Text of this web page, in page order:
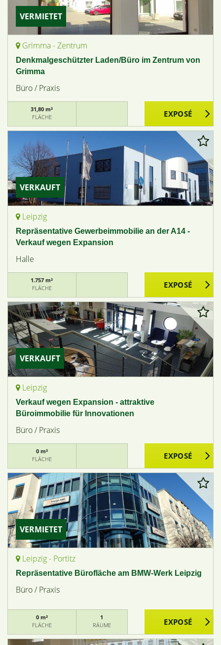
VERMIETET
Grimma - Zentrum
Denkmalgeschützter Laden/Büro im Zentrum von
Grimma
Büro / Praxis
31,80 m²
FLÄCHE
VERKAUFT
Leipzig
Repräsentative Gewerbeimmobilie an der A14 -
Verkauf wegen Expansion
Halle
1.757 m²
FLÄCHE
VERKAUFT
Leipzig
Verkauf wegen Expansion - attraktive
Büroimmobilie für Innovationen
Büro / Praxis
0 m²
FLÄCHE
VERMIETET
Leipzig - Portitz
Repräsentative Bürofläche am BMW-Werk Leipzig
Büro / Praxis
0 m²
FLÄCHE
1
RÄUME